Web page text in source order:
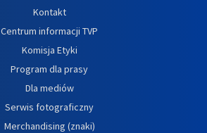
Kontakt
Centrum informacji TVP
Komisja Etyki
Program dla prasy
Dla mediów
Serwis fotograficzny
Merchandising (znaki)